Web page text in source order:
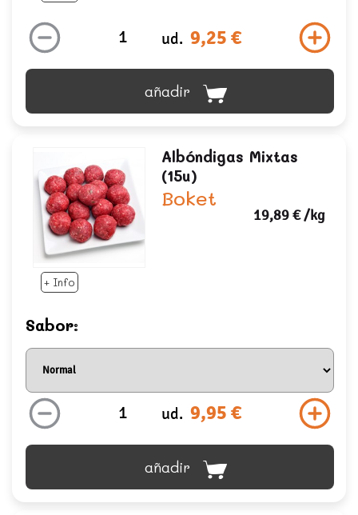
ud. 9,25 €
añadir
+ Info
Albóndigas Mixtas
(15u)
Boket
19,89 €/kg
Sabor:
ud. 9,95 €
añadir